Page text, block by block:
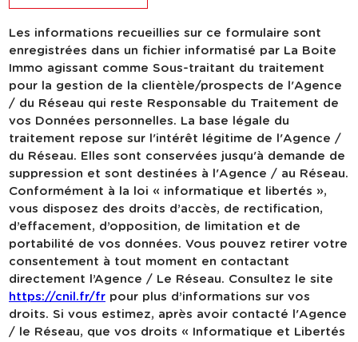
Les informations recueillies sur ce formulaire sont
enregistrées dans un fichier informatisé par La Boite
Immo agissant comme Sous-traitant du traitement
pour la gestion de la clientèle/prospects de l'Agence
/ du Réseau qui reste Responsable du Traitement de
vos Données personnelles. La base légale du
traitement repose sur l'intérêt légitime de l'Agence /
du Réseau. Elles sont conservées jusqu'à demande de
suppression et sont destinées à l'Agence / au Réseau.
Conformément à la loi « informatique et libertés »,
vous disposez des droits d’accès, de rectification,
d’effacement, d’opposition, de limitation et de
portabilité de vos données. Vous pouvez retirer votre
consentement à tout moment en contactant
directement l’Agence / Le Réseau. Consultez le site
https://cnil.fr/fr pour plus d’informations sur vos
droits. Si vous estimez, après avoir contacté l'Agence
/ le Réseau, que vos droits « Informatique et Libertés